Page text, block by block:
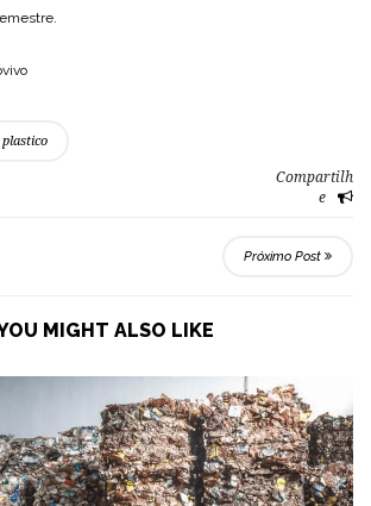
plastico
Compartilh
e
Próximo Post
MIGHT ALSO LIKE